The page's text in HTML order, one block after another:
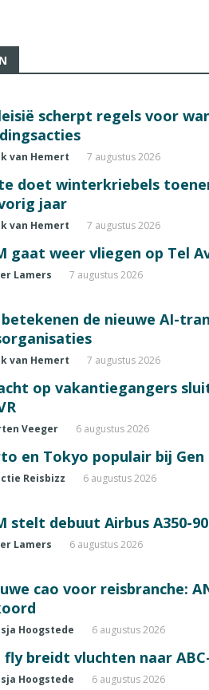
scherpt regels voor
van Hemert 7 augustus 2026
doet winterkriebels
jaar
van Hemert 7 augustus 2026
gaat weer vliegen op Tel
Lamers 7 augustus 2026
de nieuwe AI-
van Hemert 7 augustus 2026
op vakantiegangers
Veeger 6 augustus 2026
en Tokyo populair bij Gen
Reisbizz 6 augustus 2026
stelt debuut Airbus A350-
Lamers 6 augustus 2026
cao voor reisbranche:
Hoogstede 6 augustus 2026
fly breidt vluchten naar
Hoogstede 6 augustus 2026